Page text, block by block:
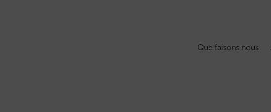
Que faisons nous